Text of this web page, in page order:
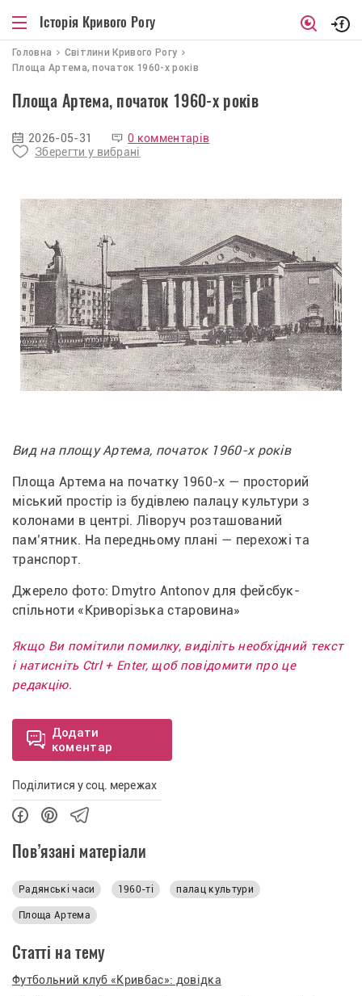
Історія Кривого Рогу
Головна
Світлини Кривого Рогу
Площа Артема, початок 1960-х років
Площа Артема, початок 1960-х років
2026-05-31
0 комментарів
Зберегти у вибрані
Вид на площу Артема, початок 1960-х років
Площа Артема на початку 1960-х — просторий
міський простір із будівлею палацу культури з
колонами в центрі. Ліворуч розташований
пам’ятник. На передньому плані — перехожі та
транспорт.
Джерело фото: Dmytro Antonov для фейсбук-
спільноти «Криворізька старовина»
Якщо Ви помітили помилку, виділіть необхідний текст
і натисніть Ctrl + Enter, щоб повідомити про це
редакцію.
Додати
коментар
Поділитися у соц. мережах
Пов’язані матеріали
Радянські часи 1960-ті палац культури
Площа Артема
Статті на тему
Футбольний клуб «Кривбас»: довідка